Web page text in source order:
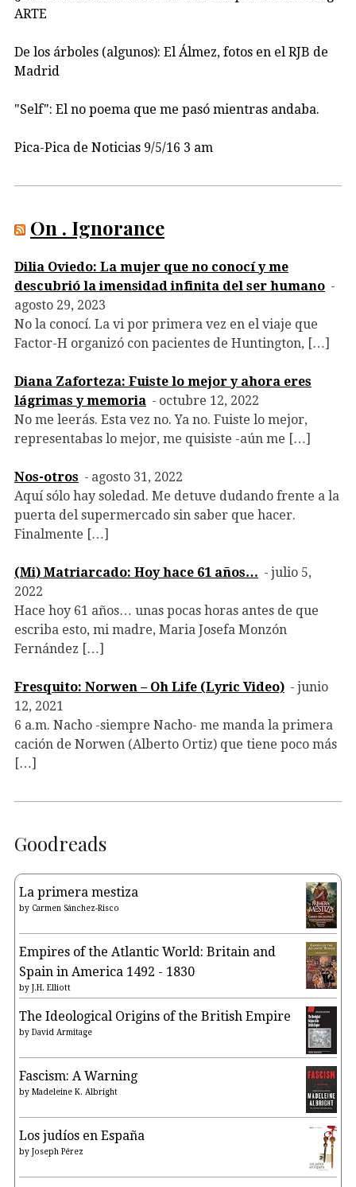
ARTE
De los árboles (algunos): El Álmez, fotos en el RJB de
Madrid
"Self": El no poema que me pasó mientras andaba.
Pica-Pica de Noticias 9/5/16 3 am
On . Ignorance
Dilia Oviedo: La mujer que no conocí y me
descubrió la imensidad infinita del ser humano
agosto 29, 2023
No la conocí. La vi por primera vez en el viaje que
Factor-H organizó con pacientes de Huntington, […]
Diana Zaforteza: Fuiste lo mejor y ahora eres
lágrimas y memoria
octubre 12, 2022
No me leerás. Esta vez no. Ya no. Fuiste lo mejor,
representabas lo mejor, me quisiste -aún me […]
Nos-otros
agosto 31, 2022
Aquí sólo hay soledad. Me detuve dudando frente a la
puerta del supermercado sin saber que hacer.
Finalmente […]
(Mi) Matriarcado: Hoy hace 61 años…
julio 5,
2022
Hace hoy 61 años… unas pocas horas antes de que
escriba esto, mi madre, Maria Josefa Monzón
Fernández […]
Fresquito: Norwen – Oh Life (Lyric Video)
junio
12, 2021
6 a.m. Nacho -siempre Nacho- me manda la primera
cación de Norwen (Alberto Ortiz) que tiene poco más
[…]
Goodreads
La primera mestiza
by Carmen Sánchez-Risco
Empires of the Atlantic World: Britain and
Spain in America 1492 - 1830
by J.H. Elliott
The Ideological Origins of the British Empire
by David Armitage
Fascism: A Warning
by Madeleine K. Albright
Los judíos en España
by Joseph Pérez